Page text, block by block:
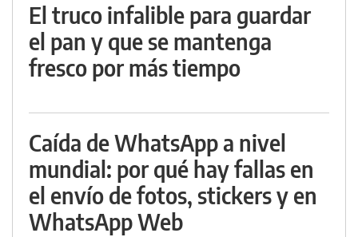
El truco infalible para guardar
el pan y que se mantenga
fresco por más tiempo
Caída de WhatsApp a nivel
mundial: por qué hay fallas en
el envío de fotos, stickers y en
WhatsApp Web